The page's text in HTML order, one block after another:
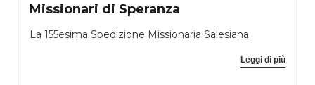
Missionari di Speranza
La 155esima Spedizione Missionaria Salesiana
Leggi di più